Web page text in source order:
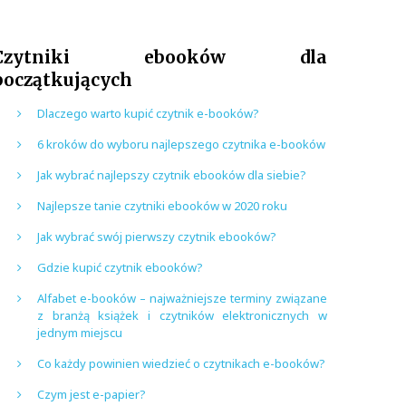
ebooków dla
Dlaczego warto kupić czytnik e-booków?
6 kroków do wyboru najlepszego czytnika e-booków
Jak wybrać najlepszy czytnik ebooków dla siebie?
Najlepsze tanie czytniki ebooków w 2020 roku
Jak wybrać swój pierwszy czytnik ebooków?
Gdzie kupić czytnik ebooków?
Alfabet e-booków – najważniejsze terminy związane
z branżą książek i czytników elektronicznych w
jednym miejscu
Co każdy powinien wiedzieć o czytnikach e-booków?
Czym jest e-papier?